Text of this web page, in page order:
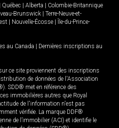
Québec Alberta
Colombie-Britannique
Brunswick
Terre-Neuve-et-
Nouvelle-Écosse
Île-du-Prince-
au Canada
Dernières inscriptions au
ce site proviennent des inscriptions
de données de l'Association
SDD® met en référence des
immobilières autres que Royal
de l'information n'est pas
vérifiée. La marque DDF®
de l’immobilier (ACI) et identifie le